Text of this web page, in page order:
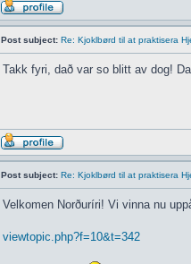
Post subject: Re: Kjoklbørd til at praktisera
Takk fyri, dað var so blitt av dog!
Post subject: Re: Kjoklbørd til at praktisera
Velkomen Norðuríri! Vi vinna nu
viewtopic.php?f=10&t=342